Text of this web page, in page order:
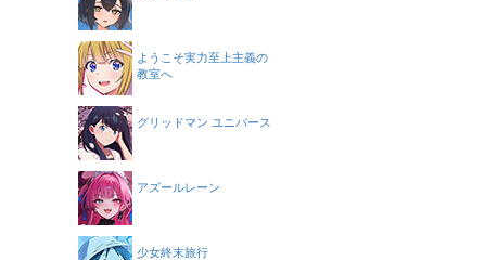
ようこそ実力至上主義の
教室へ
グリッドマン ユニバース
アズールレーン
少女終末旅行